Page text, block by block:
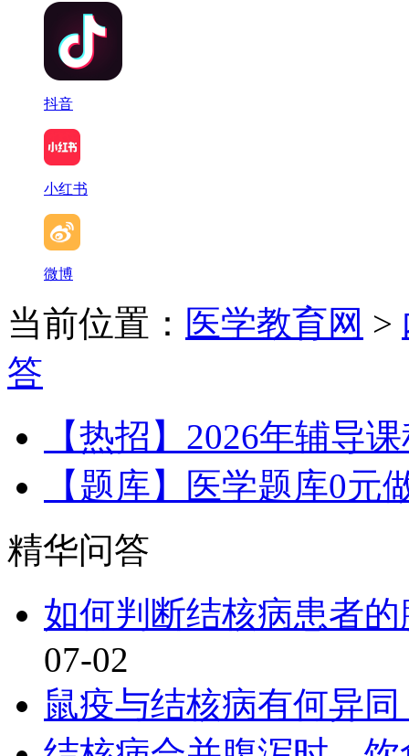
抖音
小红书
微博
当前位置： 医学教育网 >
答
【热招】2026年辅导
【题库】医学题库0元
精华问答
如何判断结核病患者
07-02
鼠疫与结核病有何异同